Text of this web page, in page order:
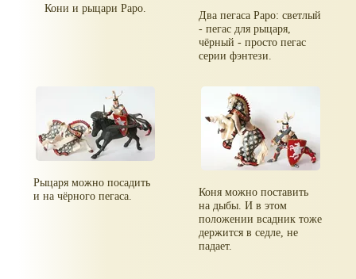
Кони и рыцари Papo.
Два пегаса Papo: светлый
- пегас для рыцаря,
чёрный - просто пегас
серии фэнтези.
Рыцаря можно посадить
и на чёрного пегаса.
Коня можно поставить
на дыбы. И в этом
положении всадник тоже
держится в седле, не
падает.